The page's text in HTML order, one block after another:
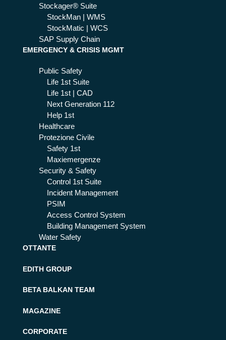
Stockager® Suite
StockMan | WMS
StockMatic | WCS
SAP Supply Chain
EMERGENCY & CRISIS MGMT
Public Safety
Life 1st Suite
Life 1st | CAD
Next Generation 112
Help 1st
Healthcare
Protezione Civile
Safety 1st
Maxiemergenze
Security & Safety
Control 1st Suite
Incident Management
PSIM
Access Control System
Building Management System
Water Safety
OTTANTE
EDITH GROUP
BETA BALKAN TEAM
MAGAZINE
CORPORATE